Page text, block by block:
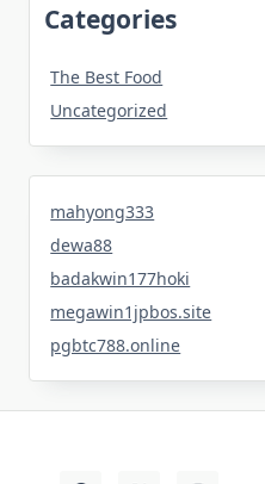
Categories
The Best Food
Uncategorized
mahyong333
dewa88
badakwin177hoki
megawin1jpbos.site
pgbtc788.online